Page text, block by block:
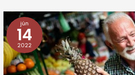
jún
14
2022
Mire
figyelmeztet
a
szomjúságérzet?